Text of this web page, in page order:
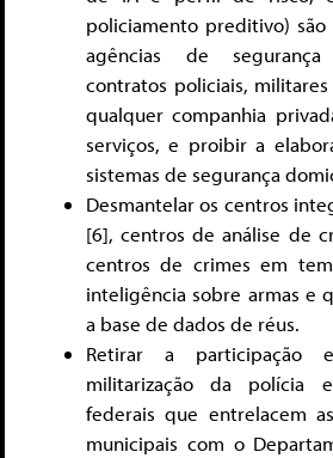
policiamento preditivo) são
agências de
contratos policiais,
qualquer companhia
serviços, e proibir a
sistemas de segurança
Desmantelar os centros
[6], centros de análise de
centros de crimes em
inteligência sobre armas e
a base de dados de réus.
Retirar a participação
militarização da polícia
federais que entrelacem
municipais com o